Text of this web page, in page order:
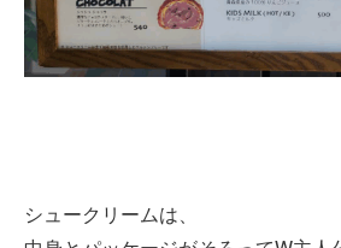
シュークリームは、